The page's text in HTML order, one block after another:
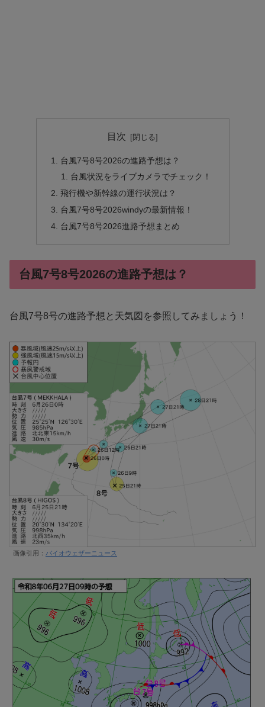
目次
台風7号8号2026の進路予想は？
台風状況をライブカメラでチェック！
飛行機や新幹線の運行状況は？
台風7号8号2026windyの最新情報！
台風7号8号2026進路予想まとめ
台風7号8号2026の進路予想は？
台風7号8号の進路予想と天気図を参照してみましょう！
画像引用： バイオウェザーニュース